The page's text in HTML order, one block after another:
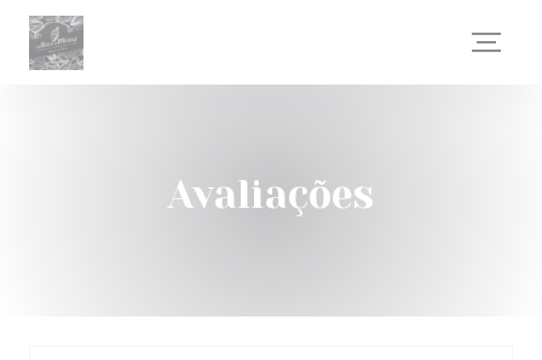
Painel de Gerenciamento de Cookies
Avaliações